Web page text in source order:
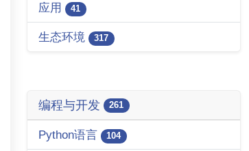
应用 41
生态环境 317
编程与开发 261
Python语言 104